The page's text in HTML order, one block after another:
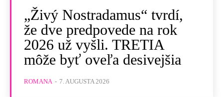
„Živý Nostradamus“ tvrdí,
že dve predpovede na rok
2026 už vyšli. TRETIA
môže byť oveľa desivejšia
ROMANA - 7. AUGUSTA 2026